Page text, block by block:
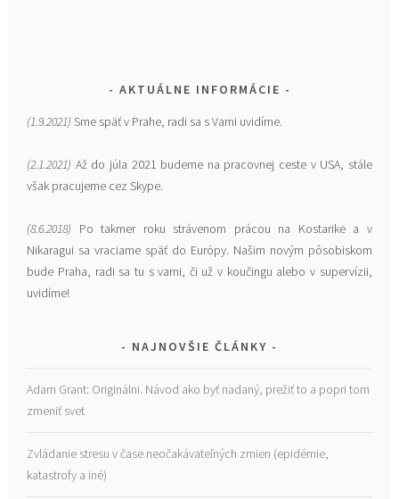
AKTUÁLNE INFORMÁCIE
(1.9.2021) Sme späť v Prahe, radi sa s Vami uvidíme.
(2.1.2021) Až do júla 2021 budeme na pracovnej ceste v USA, stále
však pracujeme cez Skype.
(8.6.2018) Po takmer roku strávenom prácou na Kostarike a v
Nikaragui sa vraciame späť do Európy. Našim novým pôsobiskom
bude Praha, radi sa tu s vami, či už v koučingu alebo v supervízii,
uvidíme!
NAJNOVŠIE ČLÁNKY
Adam Grant: Originálni. Návod ako byť nadaný, prežiť to a popri tom
zmeniť svet
Zvládanie stresu v čase neočakávateľných zmien (epidémie,
katastrofy a iné)